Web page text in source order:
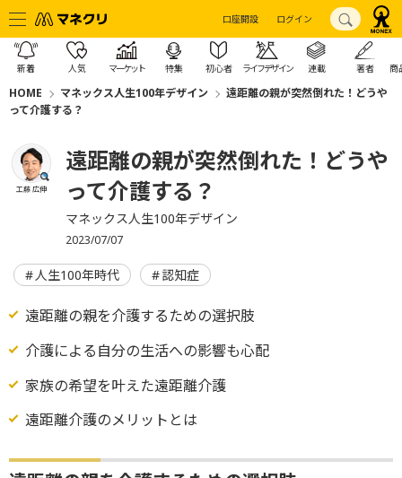
口座開設 ログイン
新着 人気 マーケット 特集 初心者 ライフデザイン 連載 著者 商
HOME マネックス人生100年デザイン
遠距離の親が突然倒れた！どうや
って介護する？
工藤 広伸
遠距離の親が突然倒れた！どうや
って介護する？
マネックス人生100年デザイン
2023/07/07
人生100年時代 認知症
遠距離の親を介護するための選択肢
介護による自分の生活への影響も心配
家族の希望を叶えた遠距離介護
遠距離介護のメリットとは